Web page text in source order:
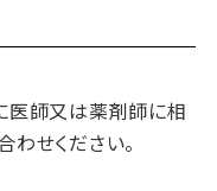
医師又は薬剤師に相
わせください。